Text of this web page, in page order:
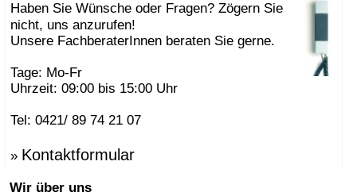
»Alberto Fabbian
»Alex Sachetti
» Alexander Schenk
»amei
» Andrea Crosetta
»Andreas Ulbricht
»Anna-Maria Nilsson
»Antonio Norero
»Apartment 8
Haben Sie Wünsche oder Fragen? Zögern Sie
nicht, uns anzurufen!
Unsere FachberaterInnen beraten Sie gerne.
Tage: Mo-Fr
Uhrzeit: 09:00 bis 15:00 Uhr
Tel: 0421/ 89 74 21 07
» Kontaktformular
Wir über uns